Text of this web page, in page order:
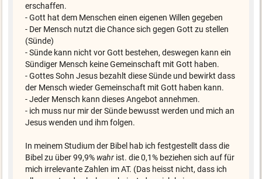
erschaffen.
- Gott hat dem Menschen einen eigenen Willen gegeben
- Der Mensch nutzt die Chance sich gegen Gott zu stellen
(Sünde)
- Sünde kann nicht vor Gott bestehen, deswegen kann ein
Sündiger Mensch keine Gemeinschaft mit Gott haben.
- Gottes Sohn Jesus bezahlt diese Sünde und bewirkt dass
der Mensch wieder Gemeinschaft mit Gott haben kann.
- Jeder Mensch kann dieses Angebot annehmen.
- ich muss nur mir der Sünde bewusst werden und mich an
Jesus wenden und ihm folgen.
In meinem Studium der Bibel hab ich festgestellt dass die
Bibel zu über 99,9% wahr ist. die 0,1% beziehen sich auf für
mich irrelevante Zahlen im AT. (Das heisst nicht, dass ich